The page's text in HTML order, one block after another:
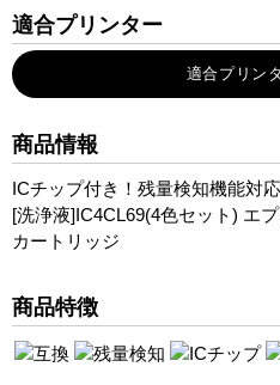
適合プリンター
PX-045A
PX-046A
PX-047A
PX-405A
PX-435A
PX-437A
PX-505F
PX-535F
商品情報
ICチップ付き！残量検知機能対応
[洗浄液]IC4CL69(4色セット) エ
カートリッジ
商品特徴